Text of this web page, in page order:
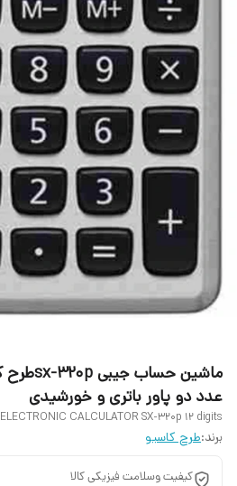
عدد دو پاور باتری و خورشیدی
ELECTRONIC CALCULATOR SX-320p 12 digits
برند:طرح کاسیو
کیفیت وسلامت فیزیکی کالا